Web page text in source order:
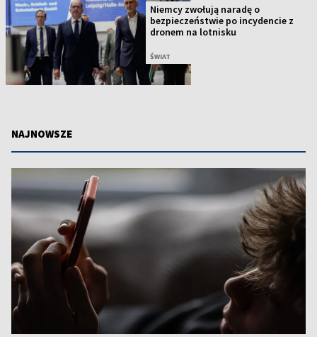
Niemcy zwołują naradę o
bezpieczeństwie po incydencie z
dronem na lotnisku
ŚWIAT
NAJNOWSZE